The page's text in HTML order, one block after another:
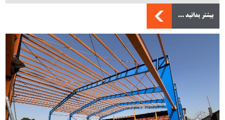
بیشتر بدانید ...